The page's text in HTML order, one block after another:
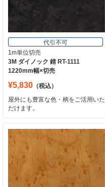
代引不可
1m単位切売
3M ダイノック 錆 RT-1111
1220mm幅×切売
¥5,830 （税込）
屋外にも豊富な色・柄をご活用いた
だけます。